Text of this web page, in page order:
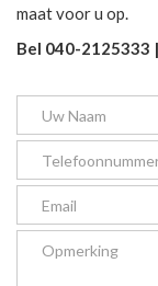
maat voor u op.
Bel 040-2125333